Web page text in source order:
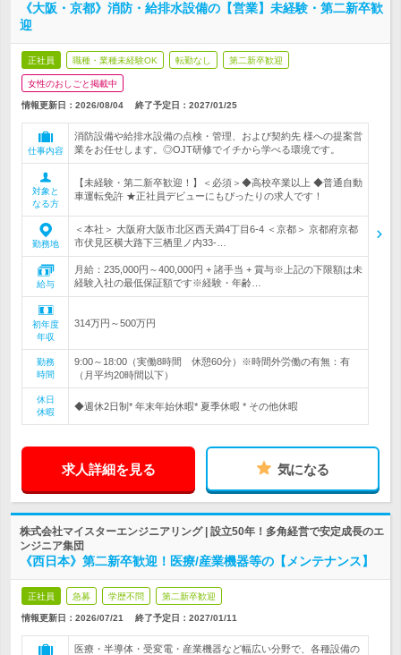
《大阪・京都》消防・給排水設備の【営業】未経験・第二新卒歓
迎
正社員 職種・業種未経験OK 転勤なし 第二新卒歓迎
女性のおしごと掲載中
情報更新日：2026/08/04 終了予定日： 2027/01/25
仕事内容
消防設備や給排水設備の点検・管理、および契約先 様への提案営
業をお任せします。◎OJT研修でイチから学べる環境です。
対象と
なる方
【未経験・第二新卒歓迎！】＜必須＞◆高校卒業以上 ◆普通自動
車運転免許 ★正社員デビューにもぴったりの求人です！
勤務地
＜本社＞ 大阪府大阪市北区西天満4丁目6-4 ＜京都＞ 京都府京都
市伏見区横大路下三栖里ノ内33-…
給与
月給：235,000円～400,000円 + 諸手当 + 賞与※上記の下限額は未
経験入社の最低保証額です※経験・年齢…
初年度
年収
314万円～500万円
勤務
時間
9:00～18:00（実働8時間 休憩60分）※時間外労働の有無：有
（月平均20時間以下）
休日
休暇
◆週休2日制* 年末年始休暇* 夏季休暇 * その他休暇
求人詳細を見る 気になる
株式会社マイスターエンジニアリング | 設立50年！多角経営で安定成長のエ
ンジニア集団
《西日本》第二新卒歓迎！医療/産業機器等の【メンテナンス】
正社員 急募 学歴不問 第二新卒歓迎
情報更新日：2026/07/21 終了予定日： 2027/01/11
医療・半導体・受変電・産業機器など幅広い分野で、各種設備の